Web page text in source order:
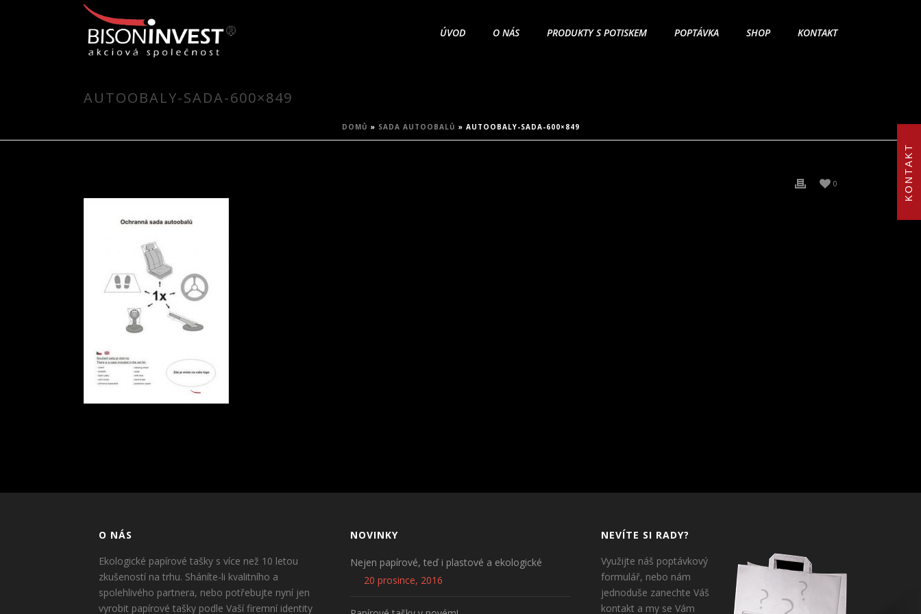
KONTAKT
ÚVOD O NÁS PRODUKTY S POTISKEM POPTÁVKA SHOP KONTAKT
AUTOOBALY-SADA-600×849
DOMŮ » SADA AUTOOBALŮ » AUTOOBALY-SADA-600×849
0
O NÁS
Ekologické papírové tašky s více než 10 letou
zkušeností na trhu. Sháníte-li kvalitního a
spolehlivého partnera, nebo potřebujte nyní jen
vyrobit papírové tašky podle Vaší firemní identity
NOVINKY
Nejen papírové, teď i plastové a ekologické
20 prosince, 2016
NEVÍTE SI RADY?
Využijte náš poptávkový
formulář, nebo nám
jednoduše zanechte Váš
kontakt a my se Vám